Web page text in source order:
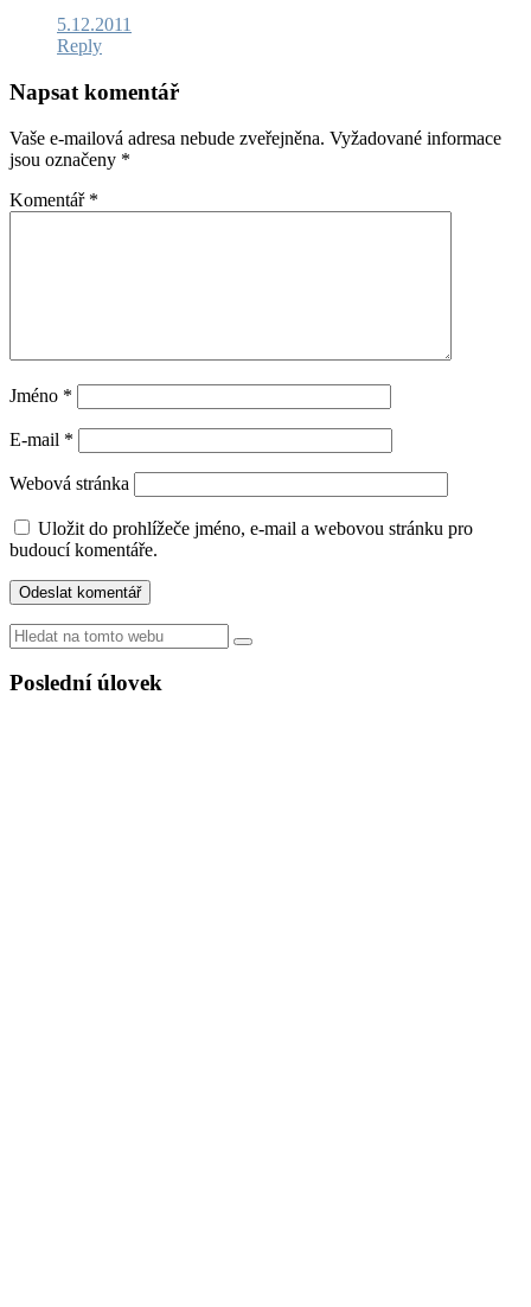
5.12.2011
Reply
Napsat komentář
Vaše e-mailová adresa nebude zveřejněna. Vyžadované informace
jsou označeny *
Komentář *
Jméno *
E-mail *
Webová stránka
Uložit do prohlížeče jméno, e-mail a webovou stránku pro
budoucí komentáře.
Hledat
Poslední úlovek